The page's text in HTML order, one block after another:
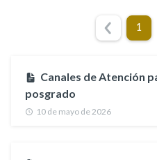
1
10 de mayo de 2026
Canales de Atención
posgrado